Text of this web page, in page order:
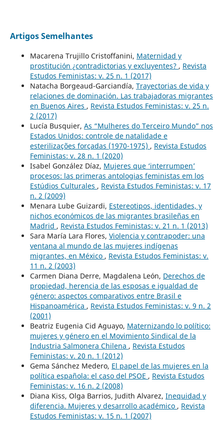
Artigos Semelhantes
Macarena Trujillo Cristoffanini, Maternidad y
prostitución ¿contradictorias y excluyentes? , Revista
Estudos Feministas: v. 25 n. 1 (2017)
Natacha Borgeaud-Garciandía, Trayectorias de vida y
relaciones de dominación. Las trabajadoras migrantes
en Buenos Aires , Revista Estudos Feministas: v. 25 n.
2 (2017)
Lucía Busquier, As “Mulheres do Terceiro Mundo” nos
Estados Unidos: controle de natalidade e
esterilizações forçadas (1970-1975) , Revista Estudos
Feministas: v. 28 n. 1 (2020)
Isabel González Díaz, Mujeres que ‘interrumpen’
procesos: las primeras antologias feministas em los
Estúdios Culturales , Revista Estudos Feministas: v. 17
n. 2 (2009)
Menara Lube Guizardi, Estereotipos, identidades, y
nichos económicos de las migrantes brasileñas en
Madrid , Revista Estudos Feministas: v. 21 n. 1 (2013)
Sara María Lara Flores, Violencia y contrapoder: una
ventana al mundo de las mujeres indígenas
migrantes, en México , Revista Estudos Feministas: v.
11 n. 2 (2003)
Carmen Diana Derre, Magdalena León, Derechos de
propiedad, herencia de las esposas e igualdad de
género: aspectos comparativos entre Brasil e
Hispanoamérica , Revista Estudos Feministas: v. 9 n. 2
(2001)
Beatriz Eugenia Cid Aguayo, Maternizando lo político:
mujeres y género en el Movimiento Sindical de la
Industria Salmonera Chilena , Revista Estudos
Feministas: v. 20 n. 1 (2012)
Gema Sánchez Medero, El papel de las mujeres en la
política española: el caso del PSOE , Revista Estudos
Feministas: v. 16 n. 2 (2008)
Diana Kiss, Olga Barrios, Judith Alvarez, Inequidad y
diferencia. Mujeres y desarrollo académico , Revista
Estudos Feministas: v. 15 n. 1 (2007)